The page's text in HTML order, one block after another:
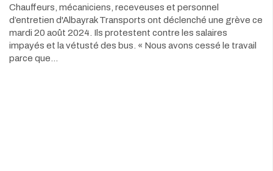
Chauffeurs, mécaniciens, receveuses et personnel
d’entretien d'Albayrak Transports ont déclenché une grève ce
mardi 20 août 2024. Ils protestent contre les salaires
impayés et la vétusté des bus. « Nous avons cessé le travail
parce que…